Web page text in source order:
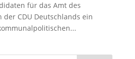
für das Amt des
der CDU Deutschlands ein